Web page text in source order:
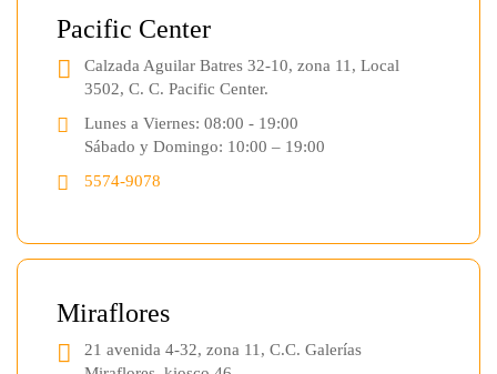
Pacific Center
Calzada Aguilar Batres 32-10, zona 11, Local
3502, C. C. Pacific Center.
Lunes a Viernes: 08:00 - 19:00
Sábado y Domingo: 10:00 – 19:00
5574-9078
Miraflores
21 avenida 4-32, zona 11, C.C. Galerías